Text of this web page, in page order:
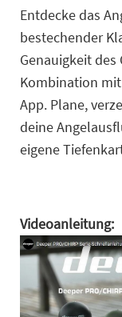
Entdecke das
bestechender
Genauigkeit des
Kombination
App. Plane,
deine
eigene
Videoanleitung: